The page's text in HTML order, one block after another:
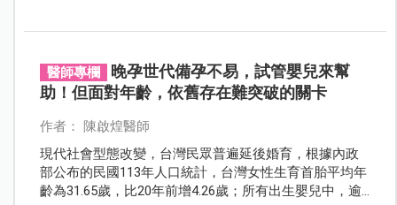
醫師專欄
晚孕世代備孕不易，試管嬰兒來幫
助！但面對年齡，依舊存在難突破的關卡
作者： 陳啟煌醫師
現代社會型態改變，台灣民眾普遍延後婚育，根據內政
部公布的民國113年人口統計，台灣女性生育首胎平均年
齡為31.65歲，比20年前增4.26歲；所有出生嬰兒中，逾3